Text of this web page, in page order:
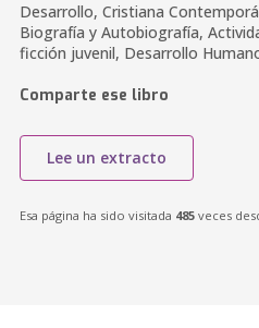
Desarrollo, Cristiana
Biografía y Autobiografía,
ficción juvenil, Desarrollo
Comparte ese libro
Lee un extracto
Esa página ha sido visitada 485 veces